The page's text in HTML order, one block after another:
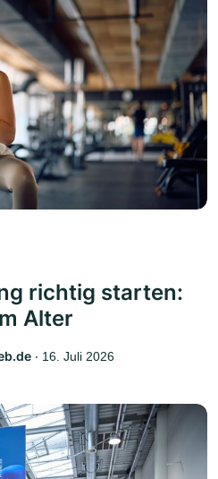
richtig starten:
Alter
‧ 16. Juli 2026